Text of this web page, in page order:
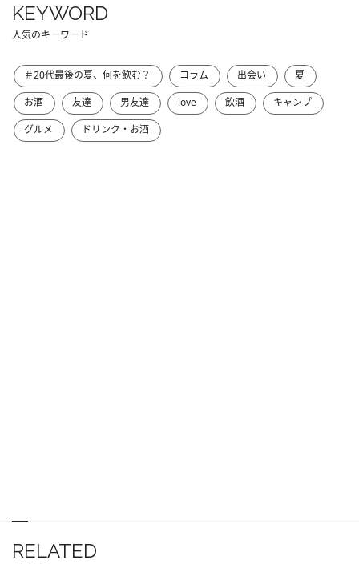
KEYWORD
人気のキーワード
＃20代最後の夏、何を飲む？ コラム 出会い
夏
お酒
友達 男友達 love 飲酒
キャンプ
グルメ
ドリンク・お酒
RELATED